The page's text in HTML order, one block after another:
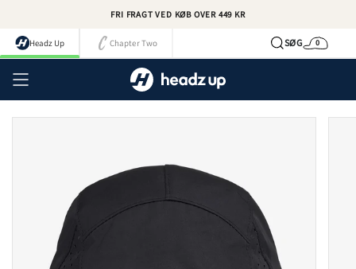
indhold
FRI FRAGT VED KØB OVER 449 KR
Headz Up Chapter Two SØGKurv
0